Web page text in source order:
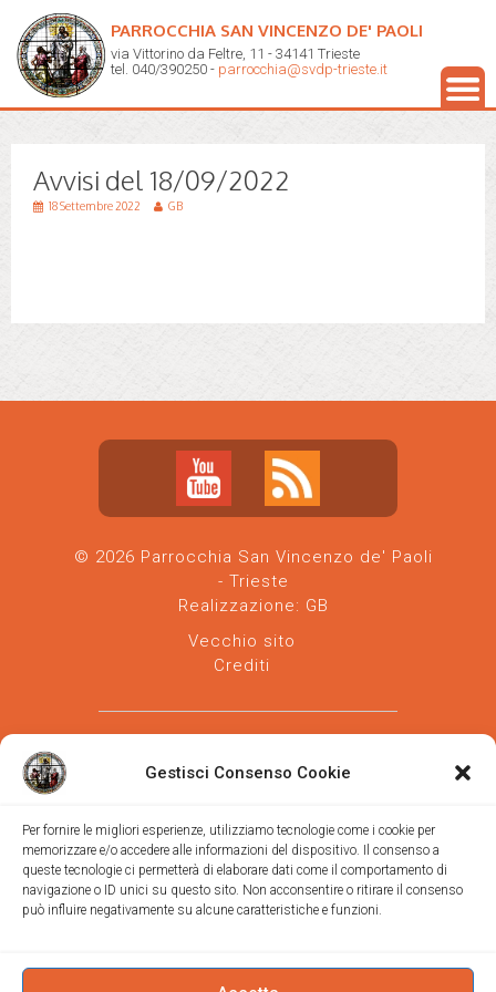
Gestisci Consenso Cookie
Per fornire le migliori esperienze, utilizziamo tecnologie come i cookie per
memorizzare e/o accedere alle informazioni del dispositivo. Il consenso a
queste tecnologie ci permetterà di elaborare dati come il comportamento di
navigazione o ID unici su questo sito. Non acconsentire o ritirare il consenso
può influire negativamente su alcune caratteristiche e funzioni.
PARROCCHIA SAN VINCENZO DE' PAOLI
via Vittorino da Feltre, 11 - 34141 Trieste
tel. 040/390250 - parrocchia@svdp-trieste.it
Avvisi del 18/09/2022
18 Settembre 2022 GB
© 2026 Parrocchia San Vincenzo de' Paoli
- Trieste
Realizzazione: GB
Vecchio sito
Crediti
Parrocchia san Vincenzo de' Paoli-Diocesi
di Trieste
via Vittorino da Feltre, 11 (chiesa)
Trieste